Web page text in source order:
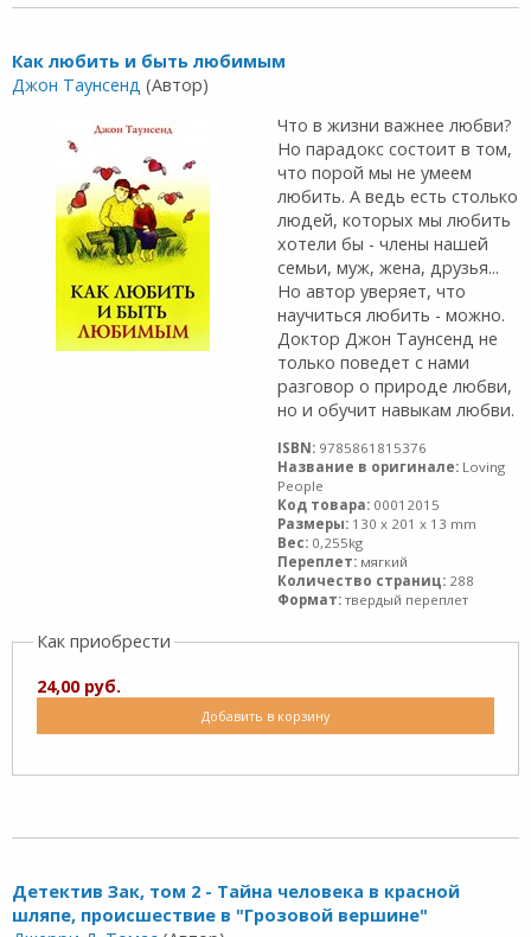
Как любить и быть любимым
Джон Таунсенд (Автор)
Что в жизни важнее любви?
Но парадокс состоит в том,
что порой мы не умеем
любить. А ведь есть столько
людей, которых мы любить
хотели бы - члены нашей
семьи, муж, жена, друзья...
Но автор уверяет, что
научиться любить - можно.
Доктор Джон Таунсенд не
только поведет с нами
разговор о природе любви,
но и обучит навыкам любви.
ISBN: 9785861815376
Название в оригинале: Loving
People
Код товара: 00012015
Размеры: 130 x 201 x 13 mm
Вес: 0,255kg
Переплет: мягкий
Количество страниц: 288
Формат: твердый переплет
Как приобрести
24,00 руб.
Добавить в корзину
Детектив Зак, том 2 - Тайна человека в красной
шляпе, происшествие в "Грозовой вершине"